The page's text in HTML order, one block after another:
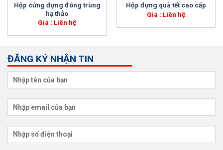
Hộp cứng đựng đông trùng
hạ thảo
Giá : Liên hệ
Hộp đựng quà tết cao cấp
Giá : Liên hệ
ĐĂNG KÝ NHẬN TIN